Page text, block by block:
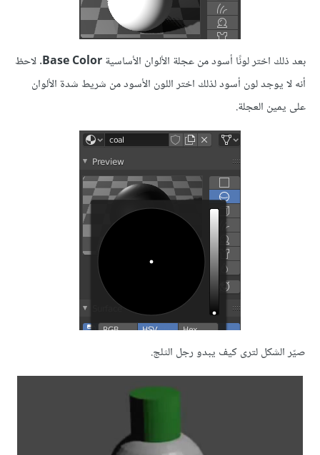
بعد ذلك اختر لونًا أسود من عجلة الألوان الأساسيةBase Color. لاحظ
أنه لا يوجد لون أسود لذلك اختر اللون الأسود من شريط شدة الألوان
على يمين العجلة.
صيّر الشكل لترى كيف يبدو رجل الثلج.